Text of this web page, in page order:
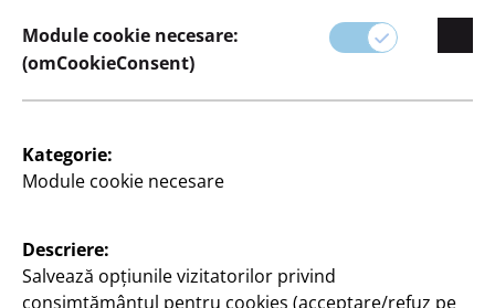
5
Companie
Module cookie necesare:
(omCookieConsent)
Kategorie:
Module cookie necesare
Descriere:
Salvează opțiunile vizitatorilor privind
consimțământul pentru cookies (acceptare/refuz pe